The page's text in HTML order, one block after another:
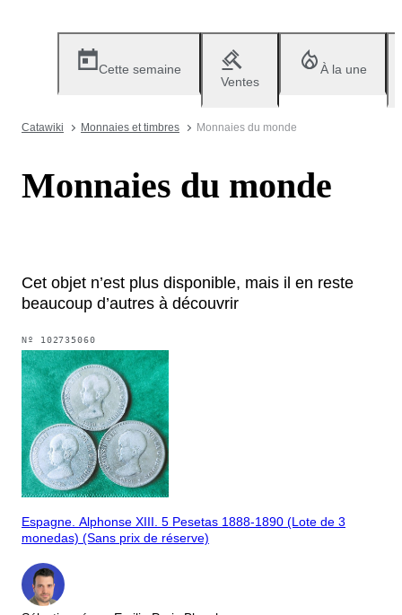
Cette semaine
Ventes
À la une
Catawiki Monnaies et timbres Monnaies du monde
Monnaies du monde
Cet objet n’est plus disponible, mais il en reste
beaucoup d’autres à découvrir
Nº 102735060
Espagne. Alphonse XIII. 5 Pesetas 1888-1890 (Lote de 3
monedas) (Sans prix de réserve)